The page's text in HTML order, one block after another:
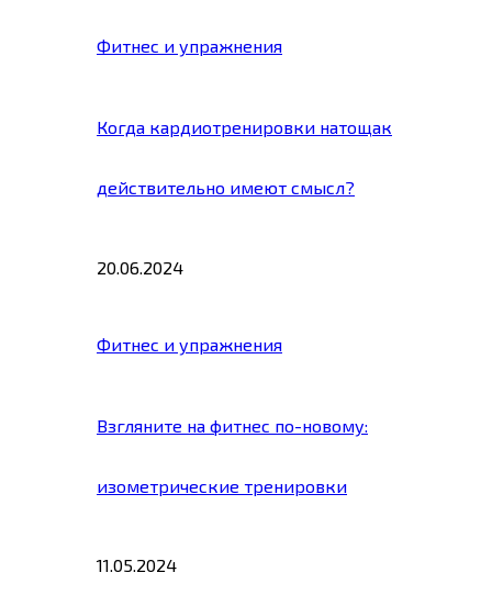
Фитнес и упражнения
Когда кардиотренировки натощак
действительно имеют смысл?
20.06.2024
Фитнес и упражнения
Взгляните на фитнес по-новому:
изометрические тренировки
11.05.2024